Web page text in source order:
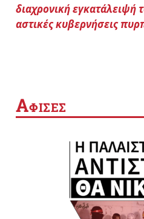
διαχρονική εγκατάλειψή
αστικές κυβερνήσεις
ΑΦΙΣΕΣ